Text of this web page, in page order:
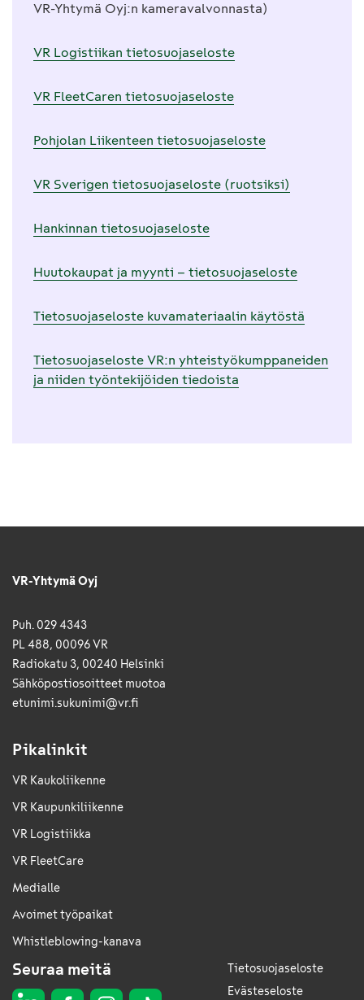
VR-Yhtymä Oyj:n kamera­valvonnasta)
VR Logistiikan tietosuojaseloste
VR FleetCaren tietosuojaseloste
Pohjolan Liikenteen tietosuojaseloste
VR Sverigen tietosuojaseloste (ruotsiksi)
Hankinnan tietosuojaseloste
Huutokaupat ja myynti – tietosuojaseloste
Tietosuojaseloste kuvamateriaalin käytöstä
Tietosuojaseloste VR:n yhteistyökumppaneiden
ja niiden työntekijöiden tiedoista
VR-Yhtymä Oyj
Puh. 029 4343
PL 488, 00096 VR
Radiokatu 3, 00240 Helsinki
Sähkö­posti­osoitteet muotoa
etunimi.sukunimi@vr.fi
Pikalinkit
VR Kaukoliikenne
VR Kaupunkiliikenne
VR Logistiikka
VR FleetCare
Medialle
Avoimet työpaikat
Whistleblowing-kanava
Seuraa meitä
Tietosuojaseloste
Evästeseloste